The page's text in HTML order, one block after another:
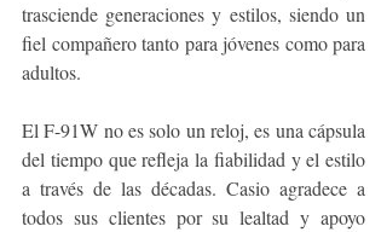
trasciende generaciones y estilos, siendo un
fiel compañero tanto para jóvenes como para
adultos.
El F-91W no es solo un reloj, es una cápsula
del tiempo que refleja la fiabilidad y el estilo
a través de las décadas. Casio agradece a
todos sus clientes por su lealtad y apoyo